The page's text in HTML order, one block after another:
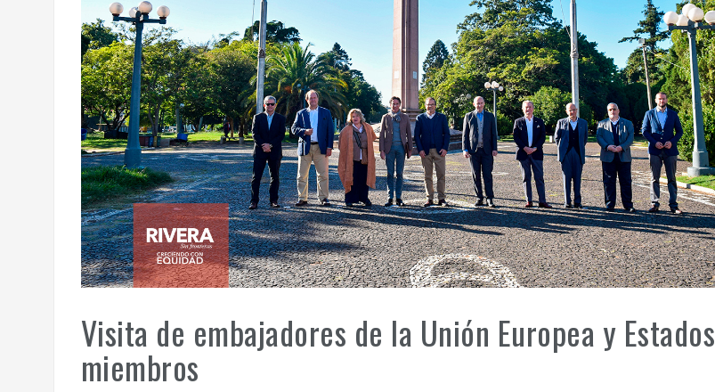
Visita de embajadores de la Unión Europea y Estados
miembros